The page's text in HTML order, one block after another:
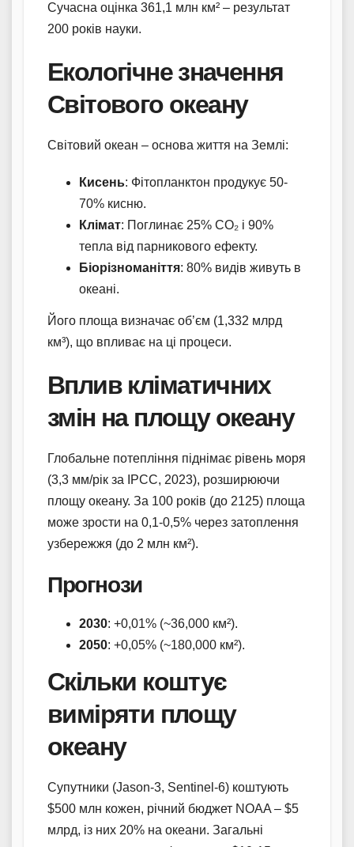
Сучасна оцінка 361,1 млн км² – результат
200 років науки.
Екологічне значення
Світового океану
Світовий океан – основа життя на Землі:
Кисень: Фітопланктон продукує 50-
70% кисню.
Клімат: Поглинає 25% CO₂ і 90%
тепла від парникового ефекту.
Біорізноманіття: 80% видів живуть в
океані.
Його площа визначає об’єм (1,332 млрд
км³), що впливає на ці процеси.
Вплив кліматичних
змін на площу океану
Глобальне потепління піднімає рівень моря
(3,3 мм/рік за IPCC, 2023), розширюючи
площу океану. За 100 років (до 2125) площа
може зрости на 0,1-0,5% через затоплення
узбережжя (до 2 млн км²).
Прогнози
2030: +0,01% (~36,000 км²).
2050: +0,05% (~180,000 км²).
Скільки коштує
виміряти площу
океану
Супутники (Jason-3, Sentinel-6) коштують
$500 млн кожен, річний бюджет NOAA – $5
млрд, із них 20% на океани. Загальні